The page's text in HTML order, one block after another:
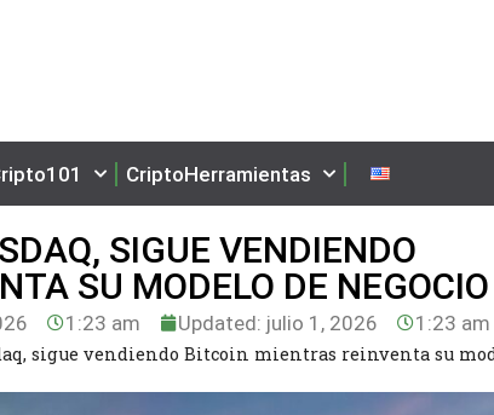
CriptoHerramientas
SIGUE VENDIENDO
SU MODELO DE
1:23 am Updated: julio 1, 2026 1:23 am
sigue vendiendo Bitcoin mientras reinventa su